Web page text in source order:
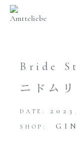
Bride
ニドム
DATE:
SHOP: